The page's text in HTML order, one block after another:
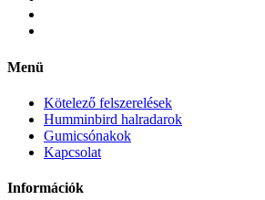
Menü
Kötelező felszerelések
Humminbird halradarok
Gumicsónakok
Kapcsolat
Információk